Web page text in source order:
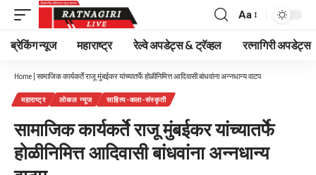
Font
Resizer
Aa
ब्रेकिंग न्यूज महाराष्ट्र रेल्वे अपडेट्स & ट्रॅव्हल रत्नागिरी अपडेट्स
Home | सामाजिक कार्यकर्ते राजू मुंबईकर यांच्यातर्फे होळीनिमित्त आदिवासी बांधवांना अन्नधान्य वाटप
महाराष्ट्र लोकल न्यूज साहित्य-कला-संस्कृती
सामाजिक कार्यकर्ते राजू मुंबईकर यांच्यातर्फे
होळीनिमित्त आदिवासी बांधवांना अन्नधान्य